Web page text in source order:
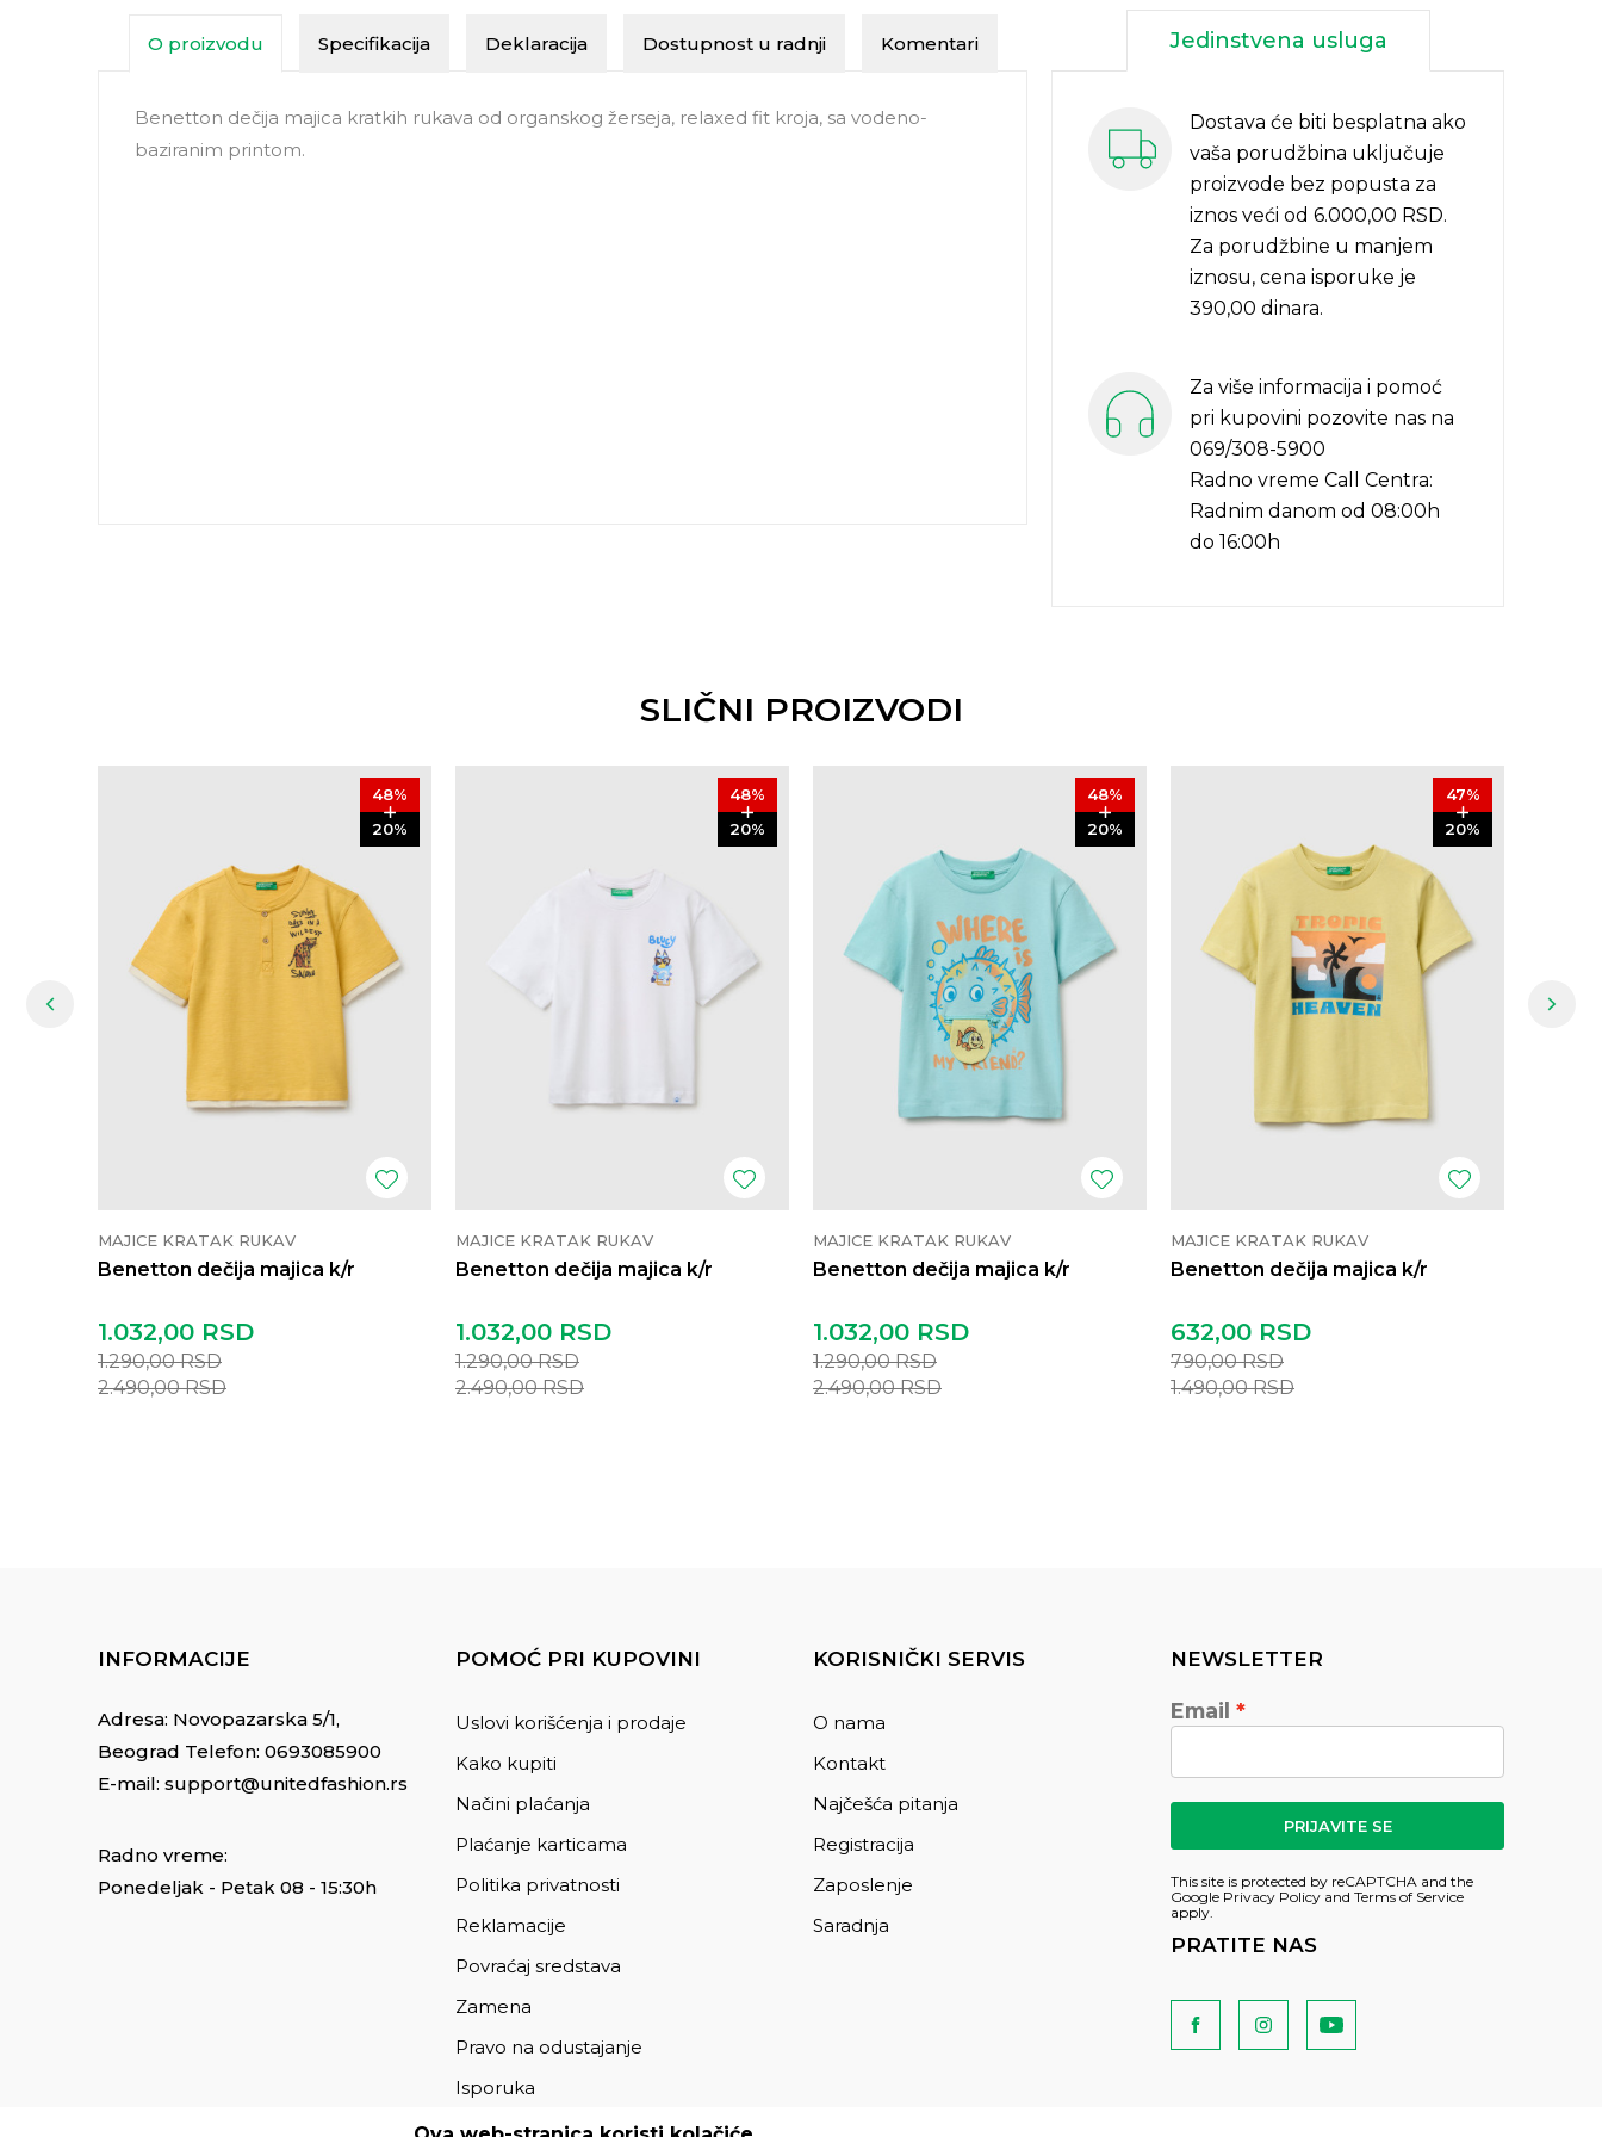
O proizvodu Specifikacija Deklaracija Dostupnost u radnji Komentari
Benetton dečija majica kratkih rukava od organskog žerseja, relaxed fit kroja, sa vodeno-
baziranim printom.
Jedinstvena usluga
Dostava će biti besplatna ako
vaša porudžbina uključuje
proizvode bez popusta za
iznos veći od 6.000,00 RSD.
Za porudžbine u manjem
iznosu, cena isporuke je
390,00 dinara.
Za više informacija i pomoć
pri kupovini pozovite nas na
069/308-5900
Radno vreme Call Centra:
Radnim danom od 08:00h
do 16:00h
SLIČNI PROIZVODI
48%
20%
MAJICE KRATAK RUKAV
Benetton dečija majica k/r
1.032,00 RSD
1.290,00RSD
2.490,00RSD
48%
20%
MAJICE KRATAK RUKAV
Benetton dečija majica k/r
1.032,00 RSD
1.290,00RSD
2.490,00RSD
48%
20%
MAJICE KRATAK RUKAV
Benetton dečija majica k/r
1.032,00 RSD
1.290,00RSD
2.490,00RSD
47%
20%
MAJICE KRATAK RUKAV
Benetton dečija majica k/r
632,00 RSD
790,00RSD
1.490,00RSD
INFORMACIJE
Adresa: Novopazarska 5/1,
Beograd Telefon: 0693085900
E-mail: support@unitedfashion.rs
Radno vreme:
Ponedeljak - Petak 08 - 15:30h
POMOĆ PRI KUPOVINI
Uslovi korišćenja i prodaje
Kako kupiti
Načini plaćanja
Plaćanje karticama
Politika privatnosti
Reklamacije
Povraćaj sredstava
Zamena
Pravo na odustajanje
Isporuka
KORISNIČKI SERVIS
O nama
Kontakt
Najčešća pitanja
Registracija
Zaposlenje
Saradnja
NEWSLETTER
Email
PRIJAVITE SE
This site is protected by reCAPTCHA and the
Google Privacy Policy and Terms of Service
apply.
PRATITE NAS